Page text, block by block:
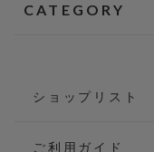
CATEGORY
ショップリスト
ご利用ガイド